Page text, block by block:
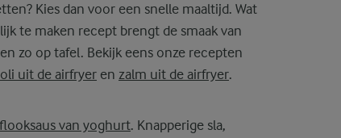
Kies dan voor een snelle maaltijd. Wat
te maken recept brengt de smaak van
zo op tafel. Bekijk eens onze recepten
uit de airfryer en zalm uit de airfryer.
van yoghurt. Knapperige sla,